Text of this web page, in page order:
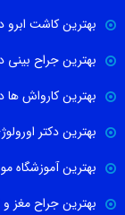
بهترین کاشت ابرو
بهترین جراح بینی
بهترین کارواش ها
بهترین دکتر
بهترین آموزشگاه
بهترین جراح مغز